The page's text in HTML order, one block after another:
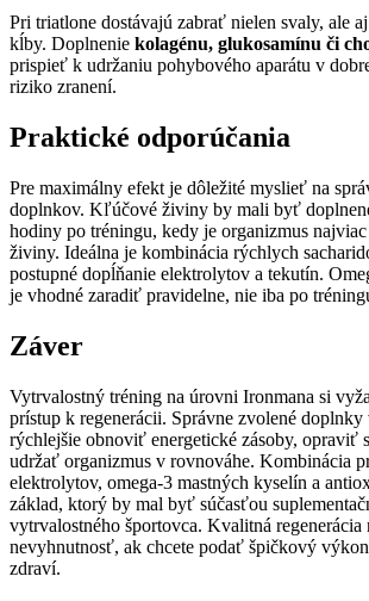
Pri triatlone dostávajú zabrať nielen svaly, ale
kĺby. Doplnenie kolagénu, glukosamínu či
prispieť k udržaniu pohybového aparátu v
riziko zranení.
Praktické odporúčania
Pre maximálny efekt je dôležité myslieť na
doplnkov. Kľúčové živiny by mali byť
hodiny po tréningu, kedy je organizmus
živiny. Ideálna je kombinácia rýchlych
postupné dopĺňanie elektrolytov a tekutín.
je vhodné zaradiť pravidelne, nie iba po
Záver
Vytrvalostný tréning na úrovni Ironmana si
prístup k regenerácii. Správne zvolené
rýchlejšie obnoviť energetické zásoby, opraviť
udržať organizmus v rovnováhe. Kombinácia
elektrolytov, omega-3 mastných kyselín a
základ, ktorý by mal byť súčasťou
vytrvalostného športovca. Kvalitná regenerácia
nevyhnutnosť, ak chcete podať špičkový
zdraví.